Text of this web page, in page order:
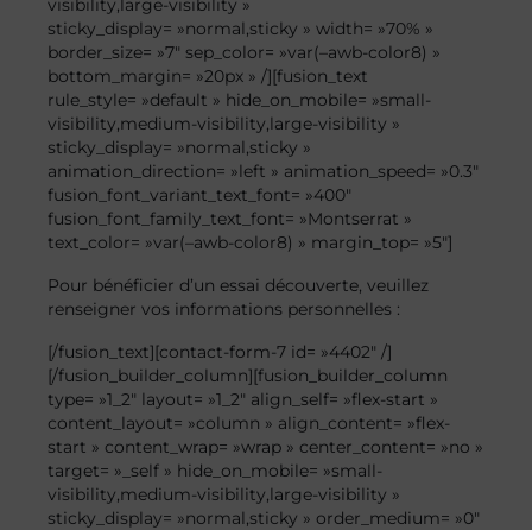
visibility,large-visibility »
sticky_display= »normal,sticky » width= »70% »
border_size= »7″ sep_color= »var(–awb-color8) »
bottom_margin= »20px » /][fusion_text
rule_style= »default » hide_on_mobile= »small-
visibility,medium-visibility,large-visibility »
sticky_display= »normal,sticky »
animation_direction= »left » animation_speed= »0.3″
fusion_font_variant_text_font= »400″
fusion_font_family_text_font= »Montserrat »
text_color= »var(–awb-color8) » margin_top= »5″]
Pour bénéficier d’un essai découverte, veuillez
renseigner vos informations personnelles :
[/fusion_text][contact-form-7 id= »4402″ /]
[/fusion_builder_column][fusion_builder_column
type= »1_2″ layout= »1_2″ align_self= »flex-start »
content_layout= »column » align_content= »flex-
start » content_wrap= »wrap » center_content= »no »
target= »_self » hide_on_mobile= »small-
visibility,medium-visibility,large-visibility »
sticky_display= »normal,sticky » order_medium= »0″